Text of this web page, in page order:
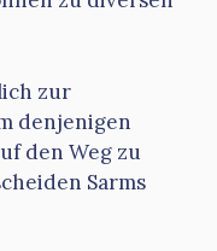
zur
denjenigen
den Weg zu
Sarms